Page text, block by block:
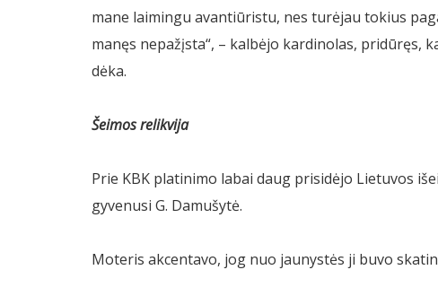
mane laimingu avantiūristu, nes turėjau tokius
manęs nepažįsta“, – kalbėjo kardinolas, pridūręs,
dėka.
Šeimos relikvija
Prie KBK platinimo labai daug prisidėjo Lietuvos
gyvenusi G. Damušytė.
Moteris akcentavo, jog nuo jaunystės ji buvo